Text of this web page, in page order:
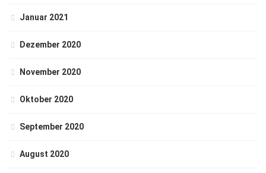
Januar 2021
Dezember 2020
November 2020
Oktober 2020
September 2020
August 2020